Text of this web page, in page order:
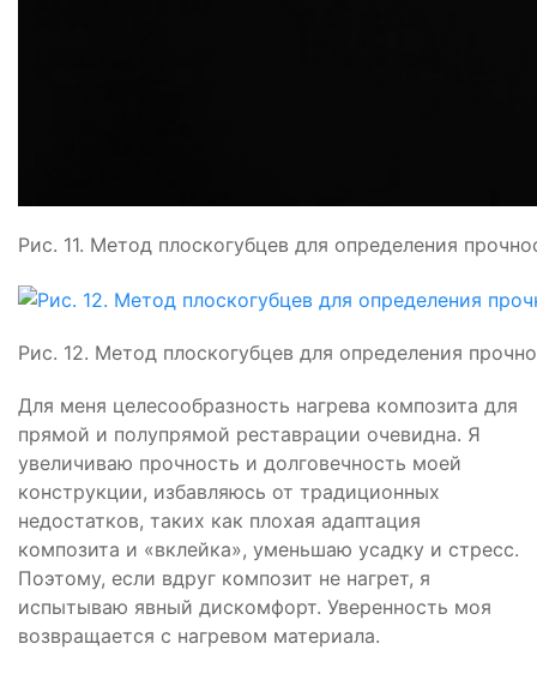
Рис. 11. Метод плоскогубцев для определения
Рис. 12. Метод плоскогубцев для определения
Для меня целесообразность нагрева композита для
прямой и полупрямой реставрации очевидна. Я
увеличиваю прочность и долговечность моей
конструкции, избавляюсь от традиционных
недостатков, таких как плохая адаптация
композита и «вклейка», уменьшаю усадку и стресс.
Поэтому, если вдруг композит не нагрет, я
испытываю явный дискомфорт. Уверенность моя
возвращается с нагревом материала.